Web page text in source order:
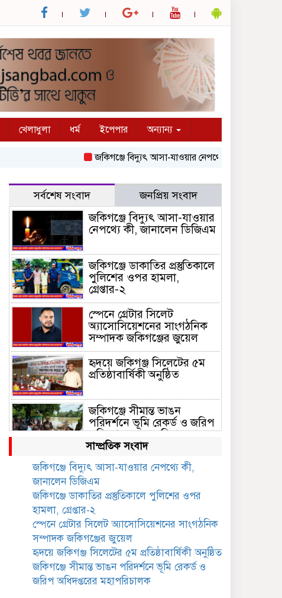
খেলাধুলা ধর্ম ইপেপার অন্যান্য
জকিগঞ্জে বিদ্যুৎ আসা-যাওয়ার নেপথ্যে কী, জানালেন ডিজিএম
সর্বশেষ সংবাদ জনপ্রিয় সংবাদ
জকিগঞ্জে বিদ্যুৎ আসা-যাওয়ার
নেপথ্যে কী, জানালেন ডিজিএম
জকিগঞ্জে ডাকাতির প্রস্তুতিকালে
পুলিশের ওপর হামলা,
গ্রেপ্তার-২
স্পেনে গ্রেটার সিলেট
অ্যাসোসিয়েশনের সাংগঠনিক
সম্পাদক জকিগঞ্জের জুয়েল
হৃদয়ে জকিগঞ্জ সিলেটের ৫ম
প্রতিষ্ঠাবার্ষিকী অনুষ্ঠিত
জকিগঞ্জে সীমান্ত ভাঙন
পরিদর্শনে ভূমি রেকর্ড ও জরিপ
অধিদপ্তরের মহাপরিচালক
জকিগঞ্জে নারী ও শিশু নির্যাতন
ও বাল্যবিবাহ প্রতিরোধে
আন্তঃকলেজ বিতর্ক অনুষ্ঠিত
জকিগঞ্জে বালাউট ছাহেব বাড়ীর
উদ্যোগে দিনব্যাপী ফ্রি চক্ষু
সেবা ক্যাম্প
জকিগঞ্জে সাজাপ্রাপ্ত আসামিসহ
গ্রেফতার ২
সাম্প্রতিক সংবাদ
জকিগঞ্জে বিদ্যুৎ আসা-যাওয়ার নেপথ্যে কী,
জানালেন ডিজিএম
জকিগঞ্জে ডাকাতির প্রস্তুতিকালে পুলিশের ওপর
হামলা, গ্রেপ্তার-২
স্পেনে গ্রেটার সিলেট অ্যাসোসিয়েশনের সাংগঠনিক
সম্পাদক জকিগঞ্জের জুয়েল
হৃদয়ে জকিগঞ্জ সিলেটের ৫ম প্রতিষ্ঠাবার্ষিকী অনুষ্ঠিত
জকিগঞ্জে সীমান্ত ভাঙন পরিদর্শনে ভূমি রেকর্ড ও
জরিপ অধিদপ্তরের মহাপরিচালক